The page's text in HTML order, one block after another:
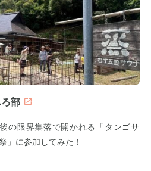
部
の限界集落で開かれる「タンゴサ
」に参加してみた！